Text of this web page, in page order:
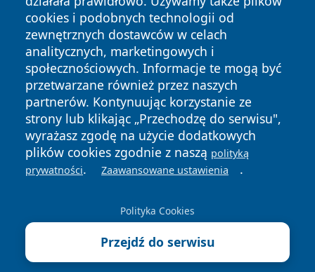
cookies i podobnych technologii od
zewnętrznych dostawców w celach
analitycznych, marketingowych i
społecznościowych. Informacje te mogą być
przetwarzane również przez naszych
partnerów. Kontynuując korzystanie ze
strony lub klikając „Przechodzę do serwisu",
wyrażasz zgodę na użycie dodatkowych
plików cookies zgodnie z naszą polityką
prywatności. Zaawansowane ustawienia .
Polityka Cookies
Przejdź do serwisu
Copyright © 2026 olkuszonline.pl Wszystkie prawa
zastrzeżone.
News Autorzy
Polityka
Prywatności
Polityka
Cookies